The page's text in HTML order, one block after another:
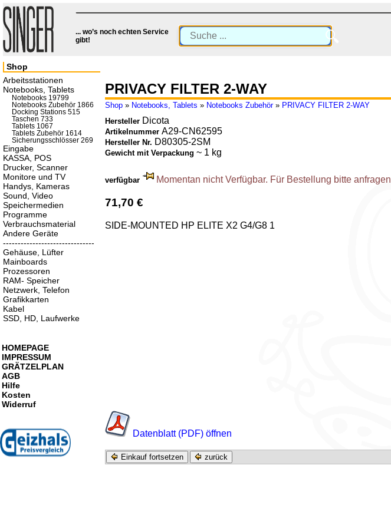
... wo’s noch echten Service
gibt!
🔍
PRIVACY FILTER 2-WAY
Shop » Notebooks, Tablets » Notebooks Zubehör» PRIVACY FILTER 2-WAY
Hersteller Dicota
Artikelnummer A29-CN62595
Hersteller Nr. D80305-2SM
Gewicht mit Verpackung ~ 1 kg
verfügbar Momentan nicht Verfügbar. Für Bestellung bitte anfragen
71,70 €
SIDE-MOUNTED HP ELITE X2 G4/G8 1
Datenblatt (PDF) öffnen
Einkauf fortsetzen zurück
Shop
Arbeitsstationen
Notebooks, Tablets
Notebooks 19799
Notebooks Zubehör 1866
Docking Stations 515
Taschen 733
Tablets 1067
Tablets Zubehör 1614
Sicherungsschlösser 269
Eingabe
KASSA, POS
Drucker, Scanner
Monitore und TV
Handys, Kameras
Sound, Video
Speichermedien
Programme
Verbrauchsmaterial
Andere Geräte
-------------------------------
Gehäuse, Lüfter
Mainboards
Prozessoren
RAM- Speicher
Netzwerk, Telefon
Grafikkarten
Kabel
SSD, HD, Laufwerke
HOMEPAGE
IMPRESSUM
GRÄTZELPLAN
AGB
Hilfe
Kosten
Widerruf